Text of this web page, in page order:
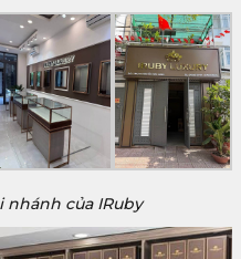
nhánh của IRuby